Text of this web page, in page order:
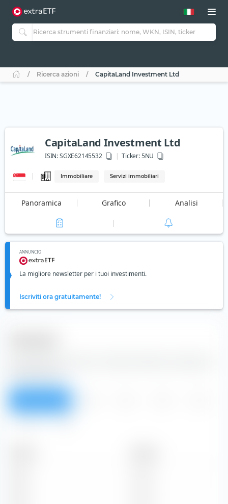
Ricerca azioni CapitaLand Investment Ltd
CapitaLand Investment Ltd
ISIN:SGXE62145532 Ticker:5NU
Immobiliare Servizi immobiliari
Panoramica Grafico Analisi
ANNUNCIO
La migliore newsletter per i tuoi investimenti.
Iscriviti ora gratuitamente!
2022 Tutti